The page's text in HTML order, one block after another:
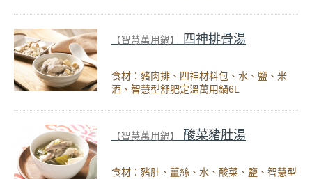
【智慧萬用鍋】 四神排骨湯
食材：豬肉排、四神材料包、水、鹽、米
酒、智慧型舒肥定溫萬用鍋6L
【智慧萬用鍋】 酸菜豬肚湯
食材：豬肚、薑絲、水、酸菜、鹽、智慧型